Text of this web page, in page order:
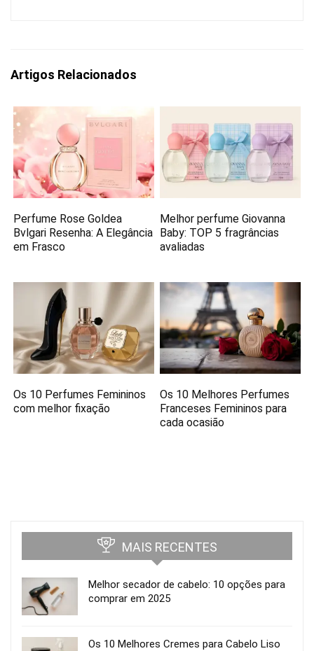
Artigos Relacionados
Perfume Rose Goldea
Bvlgari Resenha: A Elegância
em Frasco
Melhor perfume Giovanna
Baby: TOP 5 fragrâncias
avaliadas
Os 10 Perfumes Femininos
com melhor fixação
Os 10 Melhores Perfumes
Franceses Femininos para
cada ocasião
MAIS RECENTES
Melhor secador de cabelo: 10 opções para
comprar em 2025
Os 10 Melhores Cremes para Cabelo Liso